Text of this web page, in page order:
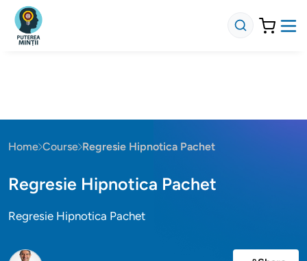
Home Course Regresie Hipnotica Pachet
Regresie Hipnotica Pachet
Regresie Hipnotica Pachet